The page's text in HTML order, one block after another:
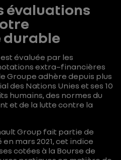
évaluations
évaluée par les
extra–financières
Groupe adhère depuis plus
des Nations Unies et ses 10
humains, des normes du
et de la lutte contre la
Group fait partie de
en mars 2021, cet indice
cotées à la Bourse de